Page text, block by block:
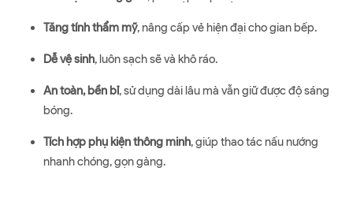
Tăng tính thẩm mỹ, nâng cấp vẻ hiện đại cho gian bếp.
Dễ vệ sinh, luôn sạch sẽ và khô ráo.
An toàn, bền bỉ, sử dụng dài lâu mà vẫn giữ được độ sáng
bóng.
Tích hợp phụ kiện thông minh, giúp thao tác nấu nướng
nhanh chóng, gọn gàng.